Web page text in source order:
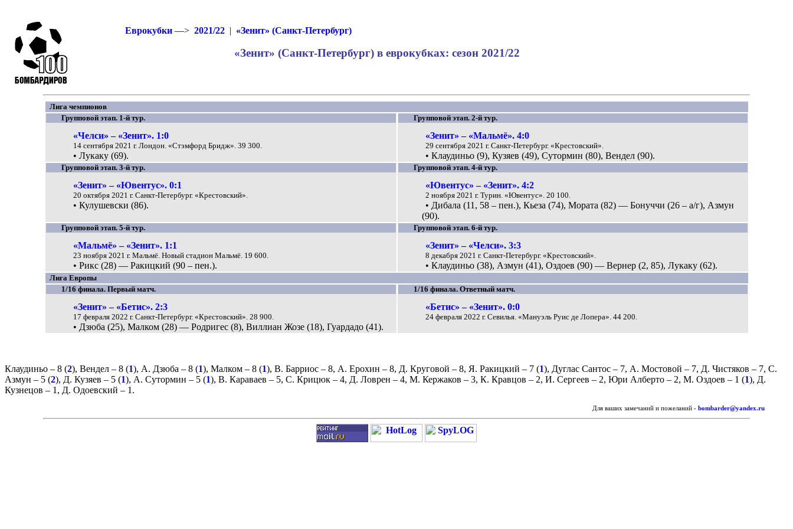
Еврокубки—> 2021/22| «Зенит» (Санкт-Петербург)
«Зенит» (Санкт-Петербург) в еврокубках: сезон 2021/22
Лига чемпионов
Групповой этап. 1-й тур.
«Челси» – «Зенит». 1:0
14 сентября 2021 г. Лондон. «Стэмфорд Бридж». 39 300.
• Лукаку (69).
Групповой этап. 2-й тур.
«Зенит» – «Мальмё». 4:0
29 сентября 2021 г. Санкт-Петербург. «Крестовский».
• Клаудиньо (9), Кузяев (49), Сутормин (80), Вендел (90).
Групповой этап. 3-й тур.
«Зенит» – «Ювентус». 0:1
20 октября 2021 г. Санкт-Петербург. «Крестовский».
• Кулушевски (86).
Групповой этап. 4-й тур.
«Ювентус» – «Зенит». 4:2
2 ноября 2021 г. Турин. «Ювентус». 20 100.
• Дибала (11, 58 – пен.), Кьеза (74), Мората (82) — Бонуччи (26 – а/г), Азмун
(90).
Групповой этап. 5-й тур.
«Мальмё» – «Зенит». 1:1
23 ноября 2021 г. Мальмё. Новый стадион Мальмё. 19 600.
• Рикс (28) — Ракицкий (90 – пен.).
Групповой этап. 6-й тур.
«Зенит» – «Челси». 3:3
8 декабря 2021 г. Санкт-Петербург. «Крестовский».
• Клаудиньо (38), Азмун (41), Оздоев (90) — Вернер (2, 85), Лукаку (62).
Лига Европы
1/16 финала. Первый матч.
«Зенит» – «Бетис». 2:3
17 февраля 2022 г. Санкт-Петербург. «Крестовский». 28 900.
• Дзюба (25), Малком (28) — Родригес (8), Виллиан Жозе (18), Гуардадо (41).
1/16 финала. Ответный матч.
«Бетис» – «Зенит». 0:0
24 февраля 2022 г. Севилья. «Мануэль Руис де Лопера». 44 200.
Клаудиньо – 8 (2), Вендел – 8 (1), А. Дзюба – 8 (1), Малком – 8 (1), В. Барриос – 8, А. Ерохин – 8, Д. Круговой – 8, Я. Ракицкий – 7 (1), Дуглас Сантос – 7, А. Мостовой – 7, Д. Чистяков – 7, С.
Азмун – 5 (2), Д. Кузяев – 5 (1), А. Сутормин – 5 (1), В. Караваев – 5, С. Крицюк – 4, Д. Ловрен – 4, М. Кержаков – 3, К. Кравцов – 2, И. Сергеев – 2, Юри Алберто – 2, М. Оздоев – 1 (1), Д.
Кузнецов – 1, Д. Одоевский – 1.
Для ваших замечаний и пожеланий - bombarder@yandex.ru